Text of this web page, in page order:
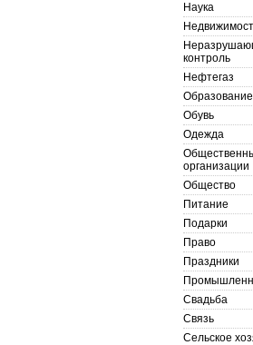
Наука
контроль
Нефтегаз
Образование
Обувь
Одежда
организации
Общество
Питание
Подарки
Право
Праздники
Свадьба
Связь
Сельское